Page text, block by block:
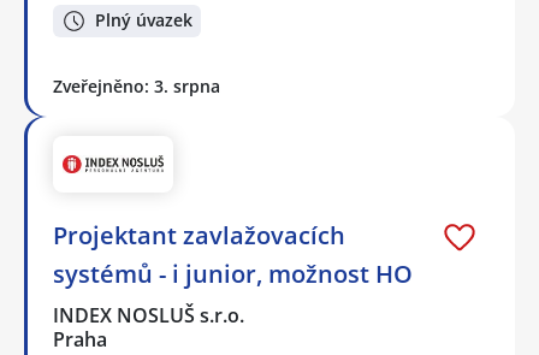
Plný úvazek
Zveřejněno: 3. srpna
Projektant zavlažovacích
systémů - i junior, možnost HO
INDEX NOSLUŠ s.r.o.
Praha